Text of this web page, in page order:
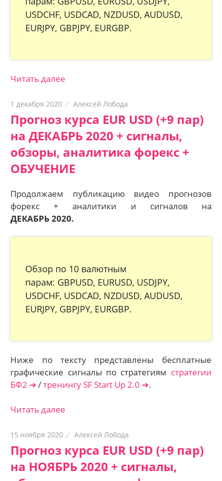
USDCHF, USDCAD, NZDUSD, AUDUSD,
EURJPY, GBPJPY, EURGBP.
Читать далее
1 декабря 2020 Алексей Лобода
Прогноз курса EUR USD (+9 пар)
на ДЕКАБРЬ 2020 + сигналы,
обзоры, аналитика форекс +
ОБУЧЕНИЕ
Продолжаем публикацию видео прогнозов
форекс + аналитики и сигналов на
ДЕКАБРЬ 2020.
Обзор по 10 валютным
парам: GBPUSD, EURUSD, USDJPY,
USDCHF, USDCAD, NZDUSD, AUDUSD,
EURJPY, GBPJPY, EURGBP.
Ниже по тексту представлены бесплатные
графические сигналы по стратегиям стратегии
БФ2 ➜ /тренингу SF Start Up 2.0 ➜.
Читать далее
15 ноября 2020 Алексей Лобода
Прогноз курса EUR USD (+9 пар)
на НОЯБРЬ 2020 + сигналы,